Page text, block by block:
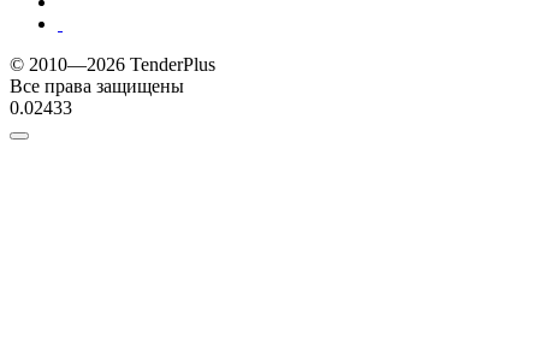
© 2010—2026 TenderPlus
Все права защищены
0.02433